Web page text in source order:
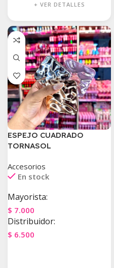
+ VER DETALLES
ESPEJO CUADRADO
TORNASOL
Accesorios
En stock
Mayorista:
$ 7.000
Distribuidor:
$ 6.500